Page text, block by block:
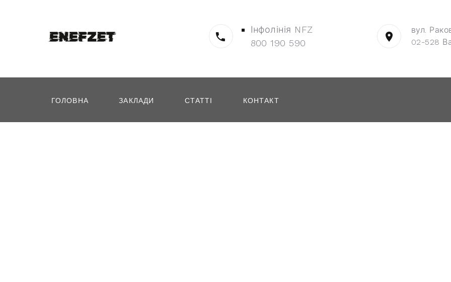
Інфолінія NFZ
800 190 590
вул.
02-528
ГОЛОВНА ЗАКЛАДИ СТАТТІ КОНТАКТ